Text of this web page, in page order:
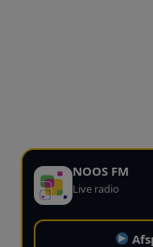
NOOS FM
Live radio